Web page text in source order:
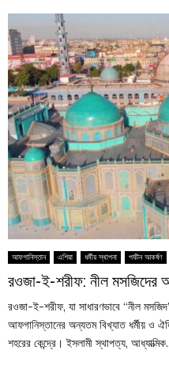
আফগানিস্তান এশিয়া ধর্মীয় স্থাপনা পর্যটন আকর্ষণ
রওজা-ই-শরীফ: নীল মসজিদের
রওজা-ই-শরীফ, যা সাধারণভাবে “নীল
আফগানিস্তানের অন্যতম বিখ্যাত ধর্মীয় ও
শহরের কেন্দ্রে। ইসলামী স্থাপত্য,